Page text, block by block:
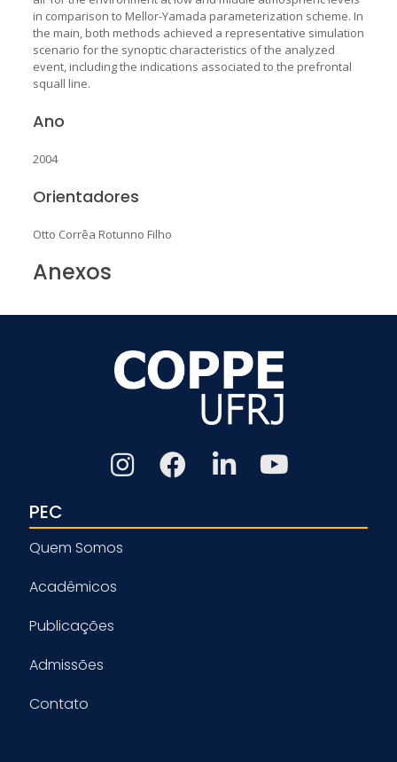
in comparison to Mellor-Yamada parameterization scheme. In
the main, both methods achieved a representative simulation
scenario for the synoptic characteristics of the analyzed
event, including the indications associated to the prefrontal
squall line.
Ano
2004
Orientadores
Otto Corrêa Rotunno Filho
Anexos
PEC
Quem Somos
Acadêmicos
Publicações
Admissões
Contato